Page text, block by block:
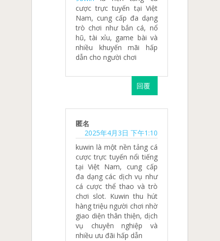
cược trực tuyến tại Việt
Nam, cung cấp đa dạng
trò chơi như bắn cá, nổ
hũ, tài xỉu, game bài và
nhiều khuyến mãi hấp
dẫn cho người chơi
回覆
匿名
2025年4月3日 下午1:10
​kuwin là một nền tảng cá
cược trực tuyến nổi tiếng
tại Việt Nam, cung cấp
đa dạng các dịch vụ như
cá cược thể thao và trò
chơi slot. Kuwin thu hút
hàng triệu người chơi nhờ
giao diện thân thiện, dịch
vụ chuyên nghiệp và
nhiều ưu đãi hấp dẫn